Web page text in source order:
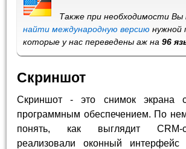
Также при необходимости
найти международную версию нужной
которые у нас переведены аж на96
Скриншот
Скриншот - это снимок экрана
программным обеспечением. По
понять, как выглядит
реализовали оконный интерфейс